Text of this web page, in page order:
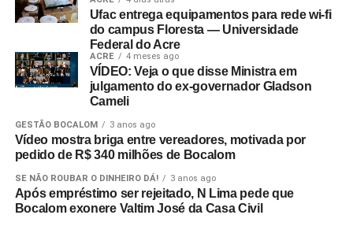
Ufac entrega equipamentos para rede wi-fi
do campus Floresta — Universidade
Federal do Acre
ACRE 4 meses ago
VÍDEO: Veja o que disse Ministra em
julgamento do ex-governador Gladson
Cameli
GESTÃO BOCALOM 3 anos ago
Vídeo mostra briga entre vereadores, motivada por
pedido de R$ 340 milhões de Bocalom
SE NÃO ROUBAR O DINHEIRO DÁ! 3 anos ago
Após empréstimo ser rejeitado, N Lima pede que
Bocalom exonere Valtim José da Casa Civil